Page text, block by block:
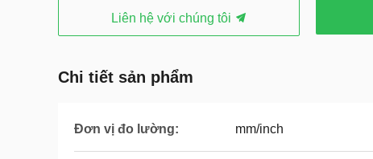
Liên hệ với chúng tôi
Chi tiết sản phẩm
Đơn vị đo lường: mm/inch